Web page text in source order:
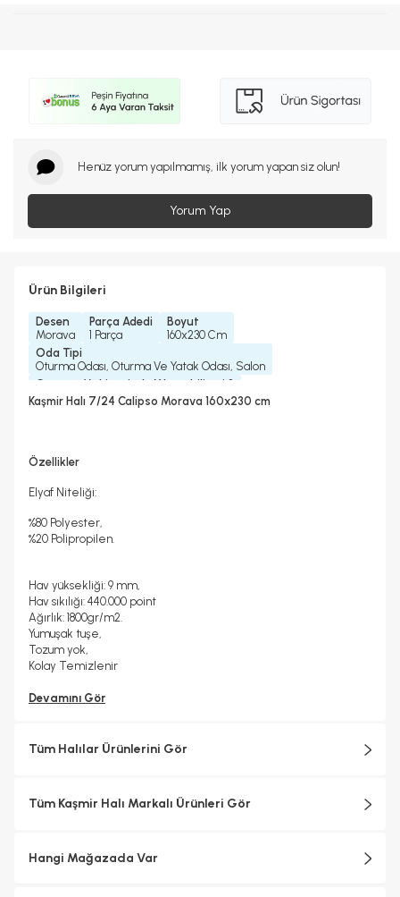
Henüz yorum yapılmamış, ilk yorum yapan siz olun!
Yorum Yap
Ürün Bilgileri
Desen
Morava
Parça Adedi
1 Parça
Boyut
160x230 Cm
Oda Tipi
Oturma Odası, Oturma Ve Yatak Odası, Salon
Çamaşır Makinesinde Yıkanabilir mi ?
Hayır
Hayır
3, 68
Kaşmir Halı 7/24 Calipso Morava 160x230 cm
Özellikler
Elyaf Niteliği:
%80 Polyester,
%20 Polipropilen.
Hav yüksekliği: 9 mm,
Hav sıkılığı: 440.000 point
Ağırlık: 1800gr/m2.
Yumuşak tuşe,
Tozum yok,
Kolay Temizlenir
Devamını Gör
Tüm Halılar Ürünlerini Gör
Tüm Kaşmir Halı Markalı Ürünleri Gör
Hangi Mağazada Var